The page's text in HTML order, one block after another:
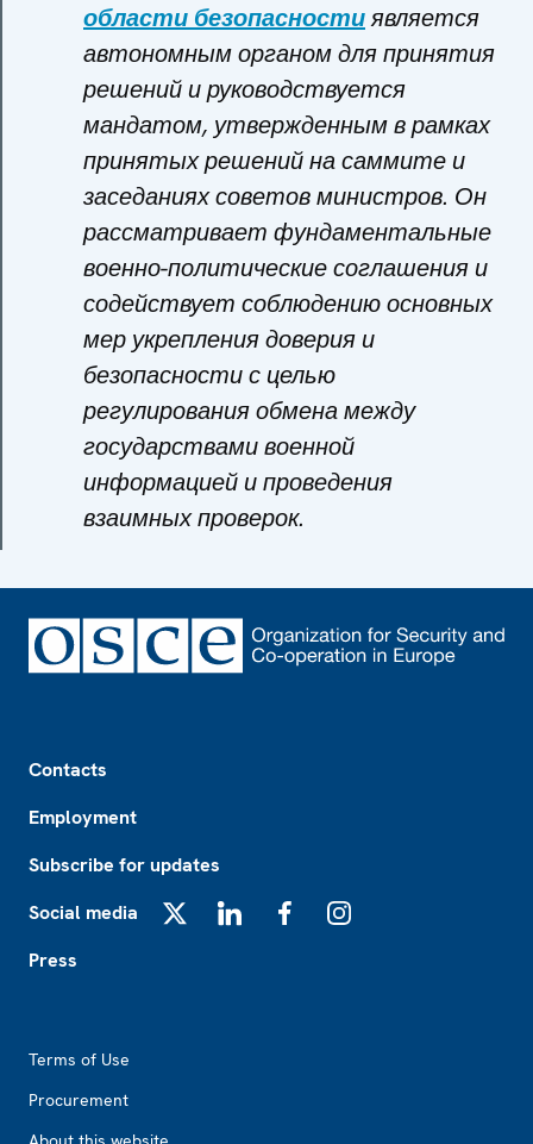
области безопасностиявляется
автономным органом для принятия
решений и руководствуется
мандатом, утвержденным в рамках
принятых решений на саммите и
заседаниях советов министров. Он
рассматривает фундаментальные
военно-политические соглашения и
содействует соблюдению основных
мер укрепления доверия и
безопасности с целью
регулирования обмена между
государствами военной
информацией и проведения
взаимных проверок.
Contacts
Employment
Subscribe for updates
Social media
Press
Terms of Use
Procurement